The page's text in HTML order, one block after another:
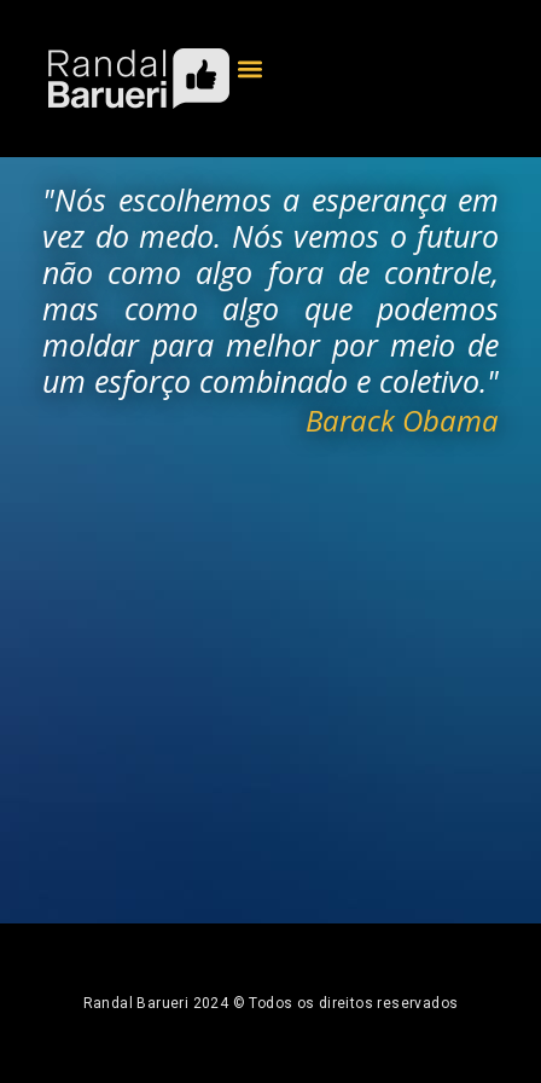
"Nós escolhemos a esperança em
vez do medo. Nós vemos o futuro
não como algo fora de controle,
mas como algo que podemos
moldar para melhor por meio de
um esforço combinado e coletivo."
Barack Obama
Randal Barueri 2024 © Todos os direitos reservados